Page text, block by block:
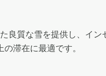
良質な雪を提供し、イン
滞在に最適です。